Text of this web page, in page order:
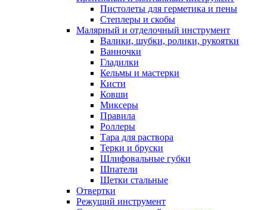
Пистолеты для герметика и пены
Степлеры и скобы
Малярный и отделочный инструмент
Валики, шубки, ролики, рукоятки
Ванночки
Гладилки
Кельмы и мастерки
Кисти
Ковши
Миксеры
Правила
Роллеры
Тара для раствора
Терки и бруски
Шлифовальные губки
Шпатели
Щетки стальные
Отвертки
Режущий инструмент